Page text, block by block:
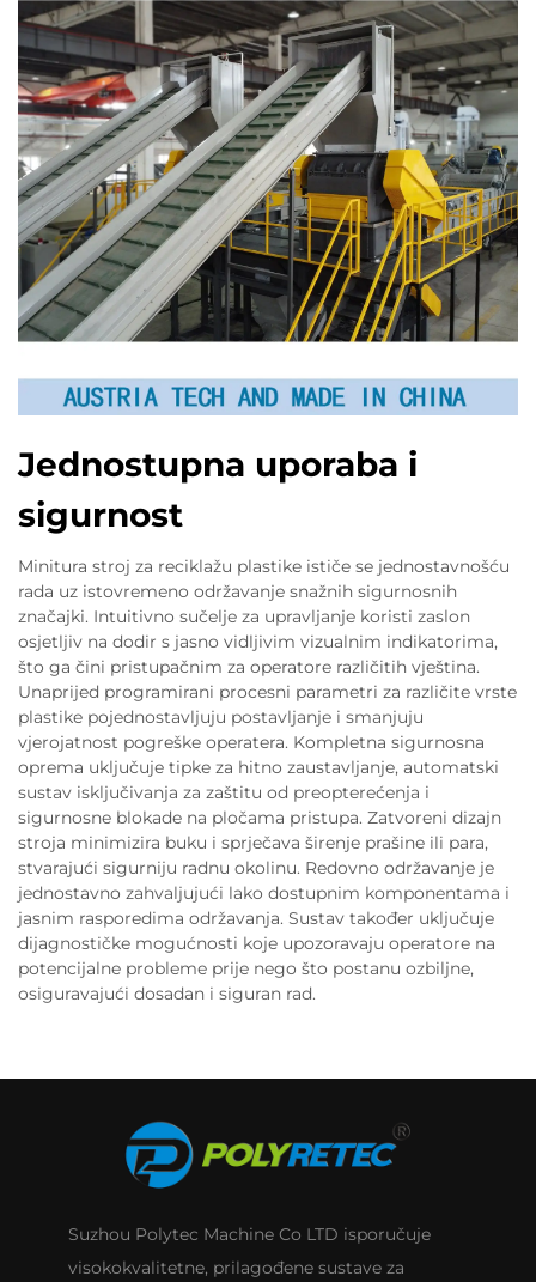
Jednostupna uporaba i
sigurnost
Minitura stroj za reciklažu plastike ističe se jednostavnošću
rada uz istovremeno održavanje snažnih sigurnosnih
značajki. Intuitivno sučelje za upravljanje koristi zaslon
osjetljiv na dodir s jasno vidljivim vizualnim indikatorima,
što ga čini pristupačnim za operatore različitih vještina.
Unaprijed programirani procesni parametri za različite vrste
plastike pojednostavljuju postavljanje i smanjuju
vjerojatnost pogreške operatera. Kompletna sigurnosna
oprema uključuje tipke za hitno zaustavljanje, automatski
sustav isključivanja za zaštitu od preopterećenja i
sigurnosne blokade na pločama pristupa. Zatvoreni dizajn
stroja minimizira buku i sprječava širenje prašine ili para,
stvarajući sigurniju radnu okolinu. Redovno održavanje je
jednostavno zahvaljujući lako dostupnim komponentama i
jasnim rasporedima održavanja. Sustav također uključuje
dijagnostičke mogućnosti koje upozoravaju operatore na
potencijalne probleme prije nego što postanu ozbiljne,
osiguravajući dosadan i siguran rad.
Suzhou Polytec Machine Co LTD isporučuje
visokokvalitetne, prilagođene sustave za